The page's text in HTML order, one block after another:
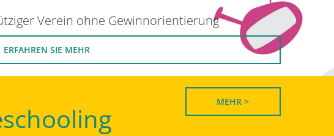
Verein ohne Gewinnorientierung
ERFAHREN SIE MEHR
MEHR >